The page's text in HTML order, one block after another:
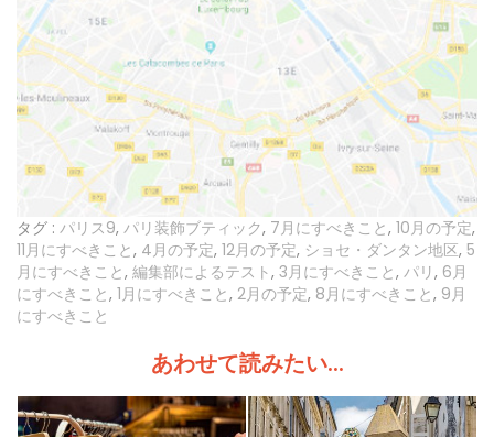
タグ : パリス9, パリ装飾ブティック, 7月にすべきこと, 10月の予定,
11月にすべきこと, 4月の予定, 12月の予定, ショセ・ダンタン地区, 5
月にすべきこと, 編集部によるテスト, 3月にすべきこと, パリ, 6月
にすべきこと, 1月にすべきこと, 2月の予定, 8月にすべきこと, 9月
にすべきこと
あわせて読みたい...